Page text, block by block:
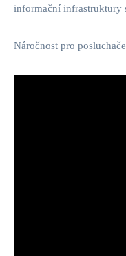
informační infrastruktury
Náročnost pro